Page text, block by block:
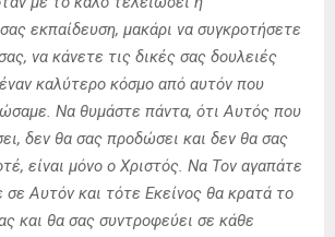
εκπαίδευση, μακάρι να συγκροτήσετε
να κάνετε τις δικές σας δουλειές
καλύτερο κόσμο από αυτόν που
Να θυμάστε πάντα, ότι Αυτός που
δεν θα σας προδώσει και δεν θα σας
είναι μόνο ο Χριστός. Να Τον αγαπάτε
σε Αυτόν και τότε Εκείνος θα κρατά το
και θα σας συντροφεύει σε κάθε